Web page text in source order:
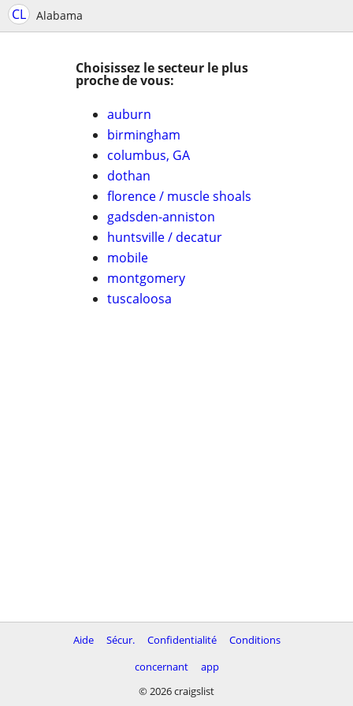
CL Alabama
Choisissez le secteur le plus
proche de vous:
auburn
birmingham
columbus, GA
dothan
florence / muscle shoals
gadsden-anniston
huntsville / decatur
mobile
montgomery
tuscaloosa
Aide Sécur. Confidentialité
Conditions
concernant
app
© 2026 craigslist